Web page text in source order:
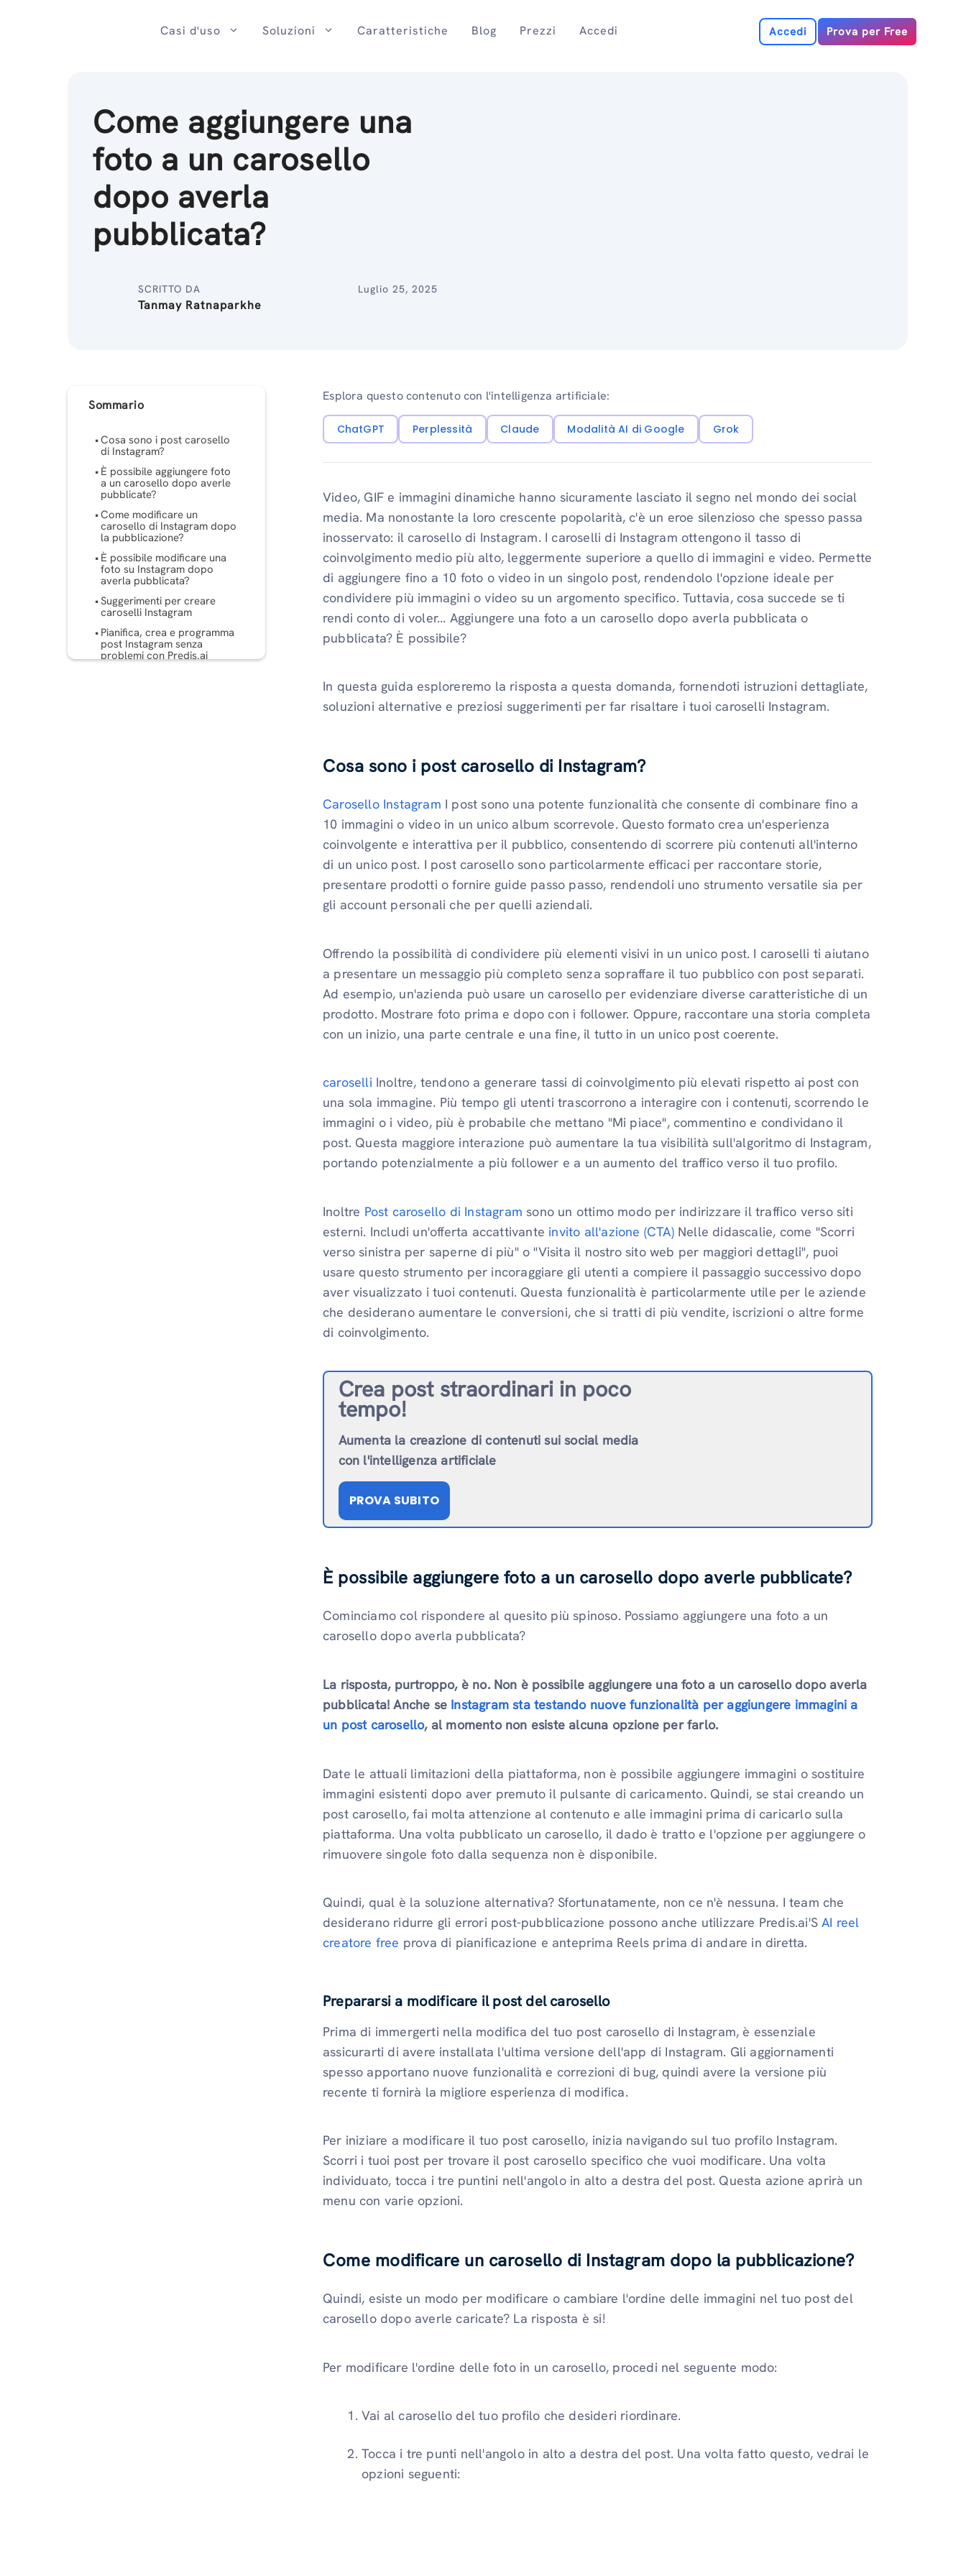
Casi d'uso Soluzioni Caratteristiche Blog Prezzi Accedi Accedi Prova per Free
Come aggiungere una
foto a un carosello
dopo averla
pubblicata?
SCRITTO DA
Tanmay Ratnaparkhe
Luglio 25, 2025
Sommario
Cosa sono i post carosello
di Instagram?
È possibile aggiungere foto
a un carosello dopo averle
pubblicate?
Come modificare un
carosello di Instagram dopo
la pubblicazione?
È possibile modificare una
foto su Instagram dopo
averla pubblicata?
Suggerimenti per creare
caroselli Instagram
Pianifica, crea e programma
post Instagram senza
problemi con Predis.ai
Esplora questo contenuto con l'intelligenza artificiale:
ChatGPT Perplessità Claude Modalità AI di Google Grok
Video, GIF e immagini dinamiche hanno sicuramente lasciato il segno nel mondo dei social
media. Ma nonostante la loro crescente popolarità, c'è un eroe silenzioso che spesso passa
inosservato: il carosello di Instagram. I caroselli di Instagram ottengono il tasso di
coinvolgimento medio più alto, leggermente superiore a quello di immagini e video. Permette
di aggiungere fino a 10 foto o video in un singolo post, rendendolo l'opzione ideale per
condividere più immagini o video su un argomento specifico. Tuttavia, cosa succede se ti
rendi conto di voler... Aggiungere una foto a un carosello dopo averla pubblicata o
pubblicata? È possibile?
In questa guida esploreremo la risposta a questa domanda, fornendoti istruzioni dettagliate,
soluzioni alternative e preziosi suggerimenti per far risaltare i tuoi caroselli Instagram.
Cosa sono i post carosello di Instagram?
Carosello Instagram I post sono una potente funzionalità che consente di combinare fino a
10 immagini o video in un unico album scorrevole. Questo formato crea un'esperienza
coinvolgente e interattiva per il pubblico, consentendo di scorrere più contenuti all'interno
di un unico post. I post carosello sono particolarmente efficaci per raccontare storie,
presentare prodotti o fornire guide passo passo, rendendoli uno strumento versatile sia per
gli account personali che per quelli aziendali.
Offrendo la possibilità di condividere più elementi visivi in ​​un unico post. I caroselli ti aiutano
a presentare un messaggio più completo senza sopraffare il tuo pubblico con post separati.
Ad esempio, un'azienda può usare un carosello per evidenziare diverse caratteristiche di un
prodotto. Mostrare foto prima e dopo con i follower. Oppure, raccontare una storia completa
con un inizio, una parte centrale e una fine, il tutto in un unico post coerente.
caroselli Inoltre, tendono a generare tassi di coinvolgimento più elevati rispetto ai post con
una sola immagine. Più tempo gli utenti trascorrono a interagire con i contenuti, scorrendo le
immagini o i video, più è probabile che mettano "Mi piace", commentino e condividano il
post. Questa maggiore interazione può aumentare la tua visibilità sull'algoritmo di Instagram,
portando potenzialmente a più follower e a un aumento del traffico verso il tuo profilo.
Inoltre Post carosello di Instagram sono un ottimo modo per indirizzare il traffico verso siti
esterni. Includi un'offerta accattivante invito all'azione (CTA)Nelle didascalie, come "Scorri
verso sinistra per saperne di più" o "Visita il nostro sito web per maggiori dettagli", puoi
usare questo strumento per incoraggiare gli utenti a compiere il passaggio successivo dopo
aver visualizzato i tuoi contenuti. Questa funzionalità è particolarmente utile per le aziende
che desiderano aumentare le conversioni, che si tratti di più vendite, iscrizioni o altre forme
di coinvolgimento.
Crea post straordinari in poco
tempo!
Aumenta la creazione di contenuti sui social media
con l'intelligenza artificiale
PROVA SUBITO
È possibile aggiungere foto a un carosello dopo averle pubblicate?
Cominciamo col rispondere al quesito più spinoso. Possiamo aggiungere una foto a un
carosello dopo averla pubblicata?
La risposta, purtroppo, è no. Non è possibile aggiungere una foto a un carosello dopo averla
pubblicata! Anche se Instagram sta testando nuove funzionalità per aggiungere immagini a
un post carosello, al momento non esiste alcuna opzione per farlo.
Date le attuali limitazioni della piattaforma, non è possibile aggiungere immagini o sostituire
immagini esistenti dopo aver premuto il pulsante di caricamento. Quindi, se stai creando un
post carosello, fai molta attenzione al contenuto e alle immagini prima di caricarlo sulla
piattaforma. Una volta pubblicato un carosello, il dado è tratto e l'opzione per aggiungere o
rimuovere singole foto dalla sequenza non è disponibile.
Quindi, qual è la soluzione alternativa? Sfortunatamente, non ce n'è nessuna. I team che
desiderano ridurre gli errori post-pubblicazione possono anche utilizzare Predis.ai'SAI reel
creatore free prova di pianificazione e anteprima Reels prima di andare in diretta.
Prepararsi a modificare il post del carosello
Prima di immergerti nella modifica del tuo post carosello di Instagram, è essenziale
assicurarti di avere installata l'ultima versione dell'app di Instagram. Gli aggiornamenti
spesso apportano nuove funzionalità e correzioni di bug, quindi avere la versione più
recente ti fornirà la migliore esperienza di modifica.
Per iniziare a modificare il tuo post carosello, inizia navigando sul tuo profilo Instagram.
Scorri i tuoi post per trovare il post carosello specifico che vuoi modificare. Una volta
individuato, tocca i tre puntini nell'angolo in alto a destra del post. Questa azione aprirà un
menu con varie opzioni.
Come modificare un carosello di Instagram dopo la pubblicazione?
Quindi, esiste un modo per modificare o cambiare l'ordine delle immagini nel tuo post del
carosello dopo averle caricate? La risposta è si!
Per modificare l'ordine delle foto in un carosello, procedi nel seguente modo:
Vai al carosello del tuo profilo che desideri riordinare.
Tocca i tre punti nell'angolo in alto a destra del post. Una volta fatto questo, vedrai le
opzioni seguenti: